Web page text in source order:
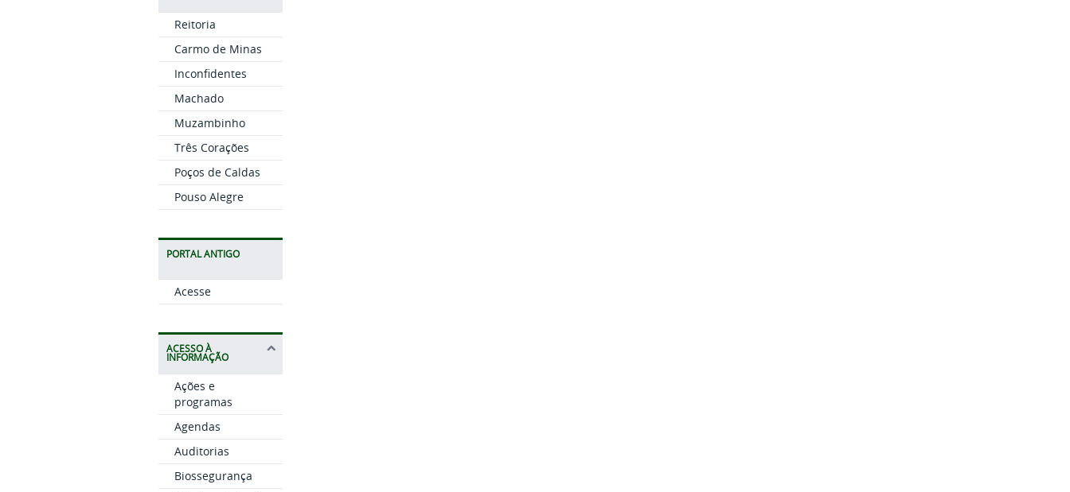
Reitoria
Carmo de Minas
Inconfidentes
Machado
Muzambinho
Três Corações
Poços de Caldas
Pouso Alegre
PORTAL ANTIGO
Acesse
ACESSO À
INFORMAÇÃO
Ações e
programas
Agendas
Auditorias
Biossegurança